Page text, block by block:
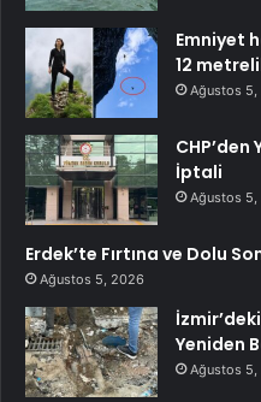
Emniyet
12
Ağustos 5,
CHP’den
İptali
Ağustos 5,
Erdek’te Fırtına ve Dolu
Ağustos 5, 2026
Yeniden
Ağustos 5,